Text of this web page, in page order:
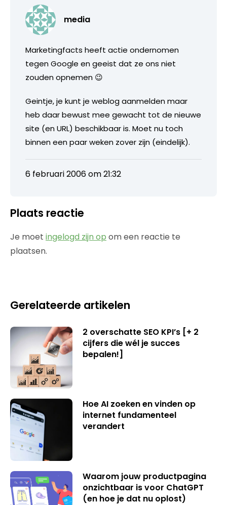
media
Marketingfacts heeft actie ondernomen
tegen Google en geeist dat ze ons niet
zouden opnemen 😉
Geintje, je kunt je weblog aanmelden maar
heb daar bewust mee gewacht tot de nieuwe
site (en URL) beschikbaar is. Moet nu toch
binnen een paar weken zover zijn (eindelijk).
6 februari 2006 om 21:32
Plaats reactie
Je moet ingelogd zijn op om een reactie te
plaatsen.
Gerelateerde artikelen
2 overschatte SEO KPI’s [+ 2
cijfers die wél je succes
bepalen!]
Hoe AI zoeken en vinden op
internet fundamenteel
verandert
Waarom jouw productpagina
onzichtbaar is voor ChatGPT
(en hoe je dat nu oplost)